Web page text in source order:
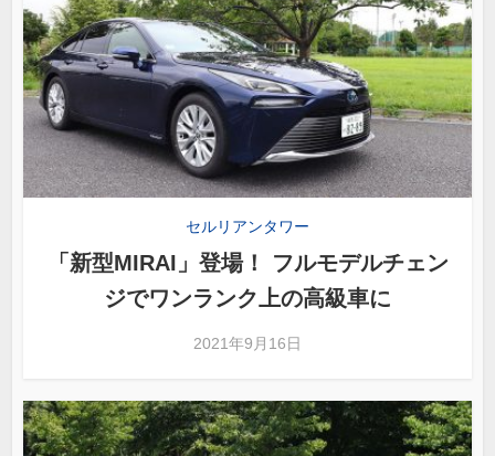
セルリアンタワー
「新型MIRAI」登場！ フルモデルチェン
ジでワンランク上の高級車に
2021年9月16日